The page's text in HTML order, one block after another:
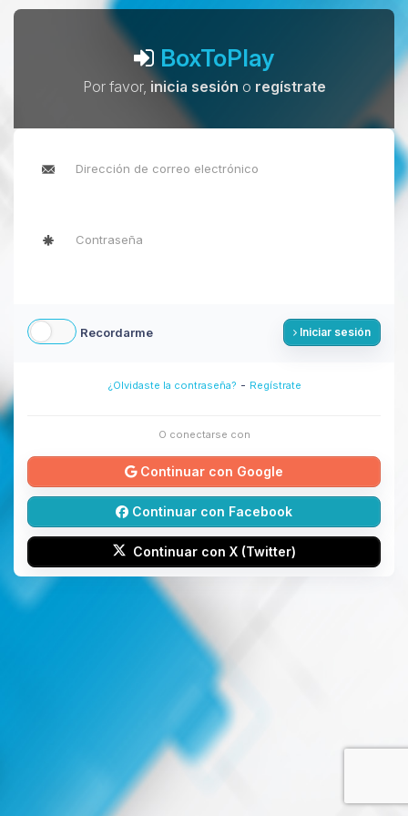
BoxToPlay
Por favor, inicia sesión o regístrate
Recordarme Iniciar sesión
¿Olvidaste la contraseña? - Regístrate
O conectarse con
Continuar con Google
Continuar con Facebook
Continuar con X (Twitter)